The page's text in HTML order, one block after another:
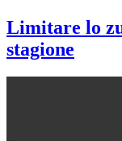
Limitare lo
stagione